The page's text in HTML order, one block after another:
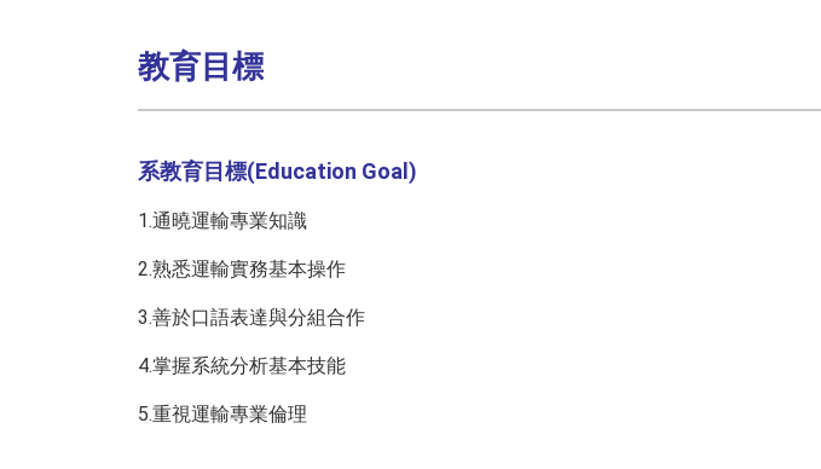
教育目標
系教育目標(Education Goal)
1.通曉運輸專業知識
2.熟悉運輸實務基本操作
3.善於口語表達與分組合作
4.掌握系統分析基本技能
5.重視運輸專業倫理